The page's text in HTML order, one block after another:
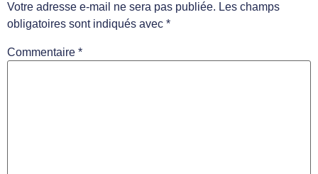
Votre adresse e-mail ne sera pas publiée. Les champs
obligatoires sont indiqués avec *
Commentaire *